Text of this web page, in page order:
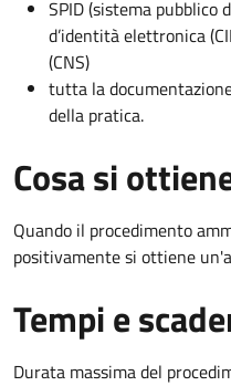
SPID (sistema
d’identità elettronica
(CNS)
tutta la
della pratica.
Cosa si
Quando il procedimento
positivamente si ottiene
Tempi e
Durata massima del